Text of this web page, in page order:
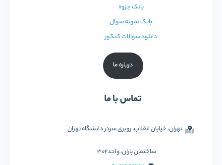
بانک جزوه
بانک نمونه سوال
دانلود سوالات کنکور
درباره ما
تماس با ما
تهران، خیابان انقلاب، روبری سردر دانشگاه تهران
ساختمان باران، واحد302